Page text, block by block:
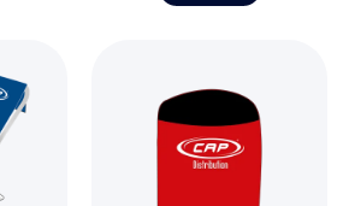
personnalisable par des